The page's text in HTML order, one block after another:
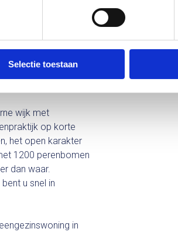
Selectie toestaan
wijk met
op korte
het open karakter
1200 perenbomen
dan waar.
u snel in
in